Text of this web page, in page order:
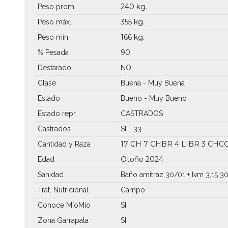
Peso prom. 240 kg.
Peso máx. 355 kg.
Peso mín. 166 kg.
% Pesada 90
Destarado
NO
Clase
Buena - Muy Buena
Estado
Bueno - Muy Bueno
Estado repr.
CASTRADOS
Castrados
SI - 33
Cantidad y Raza
17 CH 7 CHBR 4 LIBR3
Edad Otoño 2024
Sanidad
Baño amitraz 30/01 + Ivm 3,15
Trat. Nutricional
Campo
Conoce MíoMío
SI
Zona Garrapata
SI